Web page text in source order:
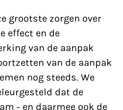
grootste zorgen over
effect en de
van de aanpak
van de aanpak
nog steeds. We
dat de
- en daarmee ook de